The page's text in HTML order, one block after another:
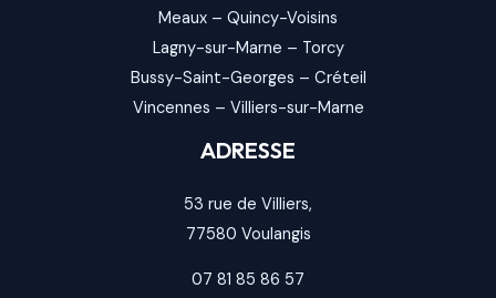
Meaux – Quincy-Voisins
Lagny-sur-Marne – Torcy
Bussy-Saint-Georges – Créteil
Vincennes – Villiers-sur-Marne
ADRESSE
53 rue de Villiers,
77580 Voulangis
07 81 85 86 57